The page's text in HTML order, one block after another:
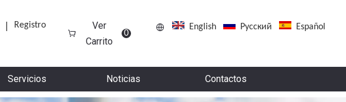
| Registro
Ver
Carrito
0
English Pусский Español
Servicios Noticias Contactos